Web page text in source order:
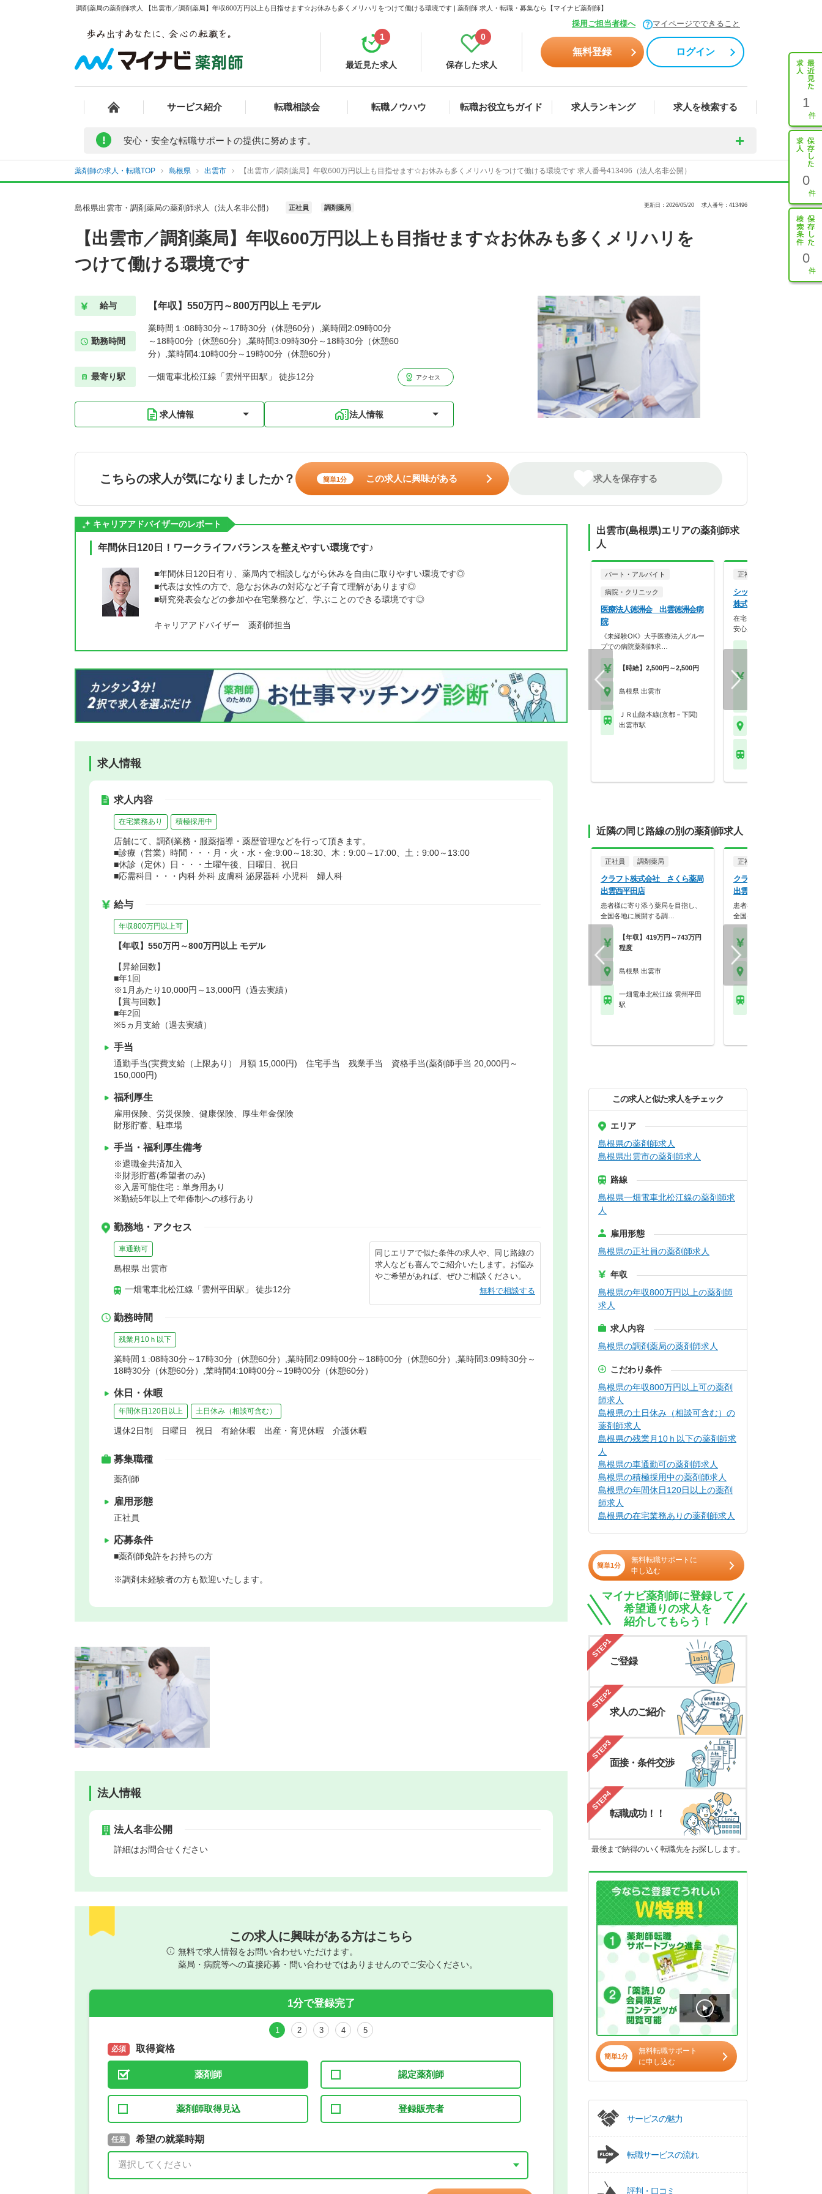
調剤薬局の薬剤師求人 【出雲市／調剤薬局】年収600万円以上も目指せます☆お休みも多くメリハリをつけて働ける環境です | 薬剤師 求人・転職・募集なら【マイナビ薬剤師】
採用ご担当者様へ マイページでできること
最近見た求人
1
保存した求人
0
無料登録 ログイン
サービス紹介 転職相談会 転職ノウハウ 転職お役立ちガイド 求人ランキング 求人を検索する 1
0
0
! 安心・安全な転職サポートの提供に努めます。
薬剤師の求人・転職TOP 島根県 出雲市 【出雲市／調剤薬局】年収600万円以上も目指せます☆お休みも多くメリハリをつけて働ける環境です 求人番号413496（法人名非公開）
島根県出雲市・調剤薬局の薬剤師求人（法人名非公開） 正社員 調剤薬局 更新日：2026/05/20 求人番号：413496
【出雲市／調剤薬局】年収600万円以上も目指せます☆お休みも多くメリハリを
つけて働ける環境です
給与 【年収】550万円～800万円以上 モデル
勤務時間
業時間１:08時30分～17時30分（休憩60分）,業時間2:09時00分
～18時00分（休憩60分）,業時間3:09時30分～18時30分（休憩60
分）,業時間4:10時00分～19時00分（休憩60分）
最寄り駅 一畑電車北松江線「雲州平田駅」 徒歩12分 アクセス
求人情報 法人情報
こちらの求人が気になりましたか？ 簡単1分 この求人に興味がある 求人を保存する
キャリアアドバイザーのレポート
年間休日120日！ワークライフバランスを整えやすい環境です♪
■年間休日120日有り、薬局内で相談しながら休みを自由に取りやすい環境です◎
■代表は女性の方で、急なお休みの対応など子育て理解があります◎
■研究発表会などの参加や在宅業務など、学ぶことのできる環境です◎
キャリアアドバイザー 薬剤師担当
求人情報
求人内容
在宅業務あり 積極採用中
店舗にて、調剤業務・服薬指導・薬歴管理などを行って頂きます。
■診療（営業）時間・・・月・火・水・金:9:00～18:30、木：9:00～17:00、土：9:00～13:00
■休診（定休）日・・・土曜午後、日曜日、祝日
■応需科目・・・内科 外科 皮膚科 泌尿器科 小児科 婦人科
給与
年収800万円以上可
【年収】550万円～800万円以上 モデル
【昇給回数】
■年1回
※1月あたり10,000円～13,000円（過去実績）
【賞与回数】
■年2回
※5ヵ月支給（過去実績）
手当
通勤手当(実費支給（上限あり） 月額 15,000円) 住宅手当 残業手当 資格手当(薬剤師手当 20,000円～
150,000円)
福利厚生
雇用保険、労災保険、健康保険、厚生年金保険
財形貯蓄、駐車場
手当・福利厚生備考
※退職金共済加入
※財形貯蓄(希望者のみ)
※入居可能住宅：単身用あり
※勤続5年以上で年俸制への移行あり
勤務地・アクセス
車通勤可
島根県 出雲市
一畑電車北松江線「雲州平田駅」 徒歩12分
同じエリアで似た条件の求人や、同じ路線の
求人なども喜んでご紹介いたします。お悩み
やご希望があれば、ぜひご相談ください。
無料で相談する
勤務時間
残業月10ｈ以下
業時間１:08時30分～17時30分（休憩60分）,業時間2:09時00分～18時00分（休憩60分）,業時間3:09時30分～
18時30分（休憩60分）,業時間4:10時00分～19時00分（休憩60分）
休日・休暇
年間休日120日以上 土日休み（相談可含む）
週休2日制 日曜日 祝日 有給休暇 出産・育児休暇 介護休暇
募集職種
薬剤師
雇用形態
正社員
応募条件
■薬剤師免許をお持ちの方
※調剤未経験者の方も歓迎いたします。
法人情報
法人名非公開
詳細はお問合せください
この求人に興味がある方はこちら
無料で求人情報をお問い合わせいただけます。
薬局・病院等への直接応募・問い合わせではありませんのでご安心ください。
1分で登録完了
1 2 3 4 5
必須 取得資格
薬剤師 認定薬剤師
薬剤師取得見込 登録販売者
必須 取得予定年
年 3月
任意 希望の就業時期
希望の働き方
正社員
出雲市(島根県)エリアの薬剤師求
人
パート・アルバイト
病院・クリニック
医療法人徳洲会 出雲徳洲会病
院
《未経験OK》大手医療法人グルー
プでの病院薬剤師求…
【時給】2,500円～2,500円
島根県 出雲市
ＪＲ山陰本線(京都－下関)
出雲市駅
正社員
シップヘルスケアファー
株式会社 日星薬局斐川店
在宅×研修×挑戦！グループ
安心感で最先端医療…
近隣の同じ路線の別の薬剤師求人
正社員 調剤薬局
クラフト株式会社 さくら薬局
出雲西平田店
患者様に寄り添う薬局を目指し、
全国各地に展開する調…
【年収】419万円～743万円
程度
島根県 出雲市
一畑電車北松江線 雲州平田
駅
正社員
クラフト株式会社 さく
出雲西平田店
患者様に寄り添う薬局を目
全国各地に展開する調…
この求人と似た求人をチェック
エリア
島根県の薬剤師求人
島根県出雲市の薬剤師求人
路線
島根県一畑電車北松江線の薬剤師求
人
雇用形態
島根県の正社員の薬剤師求人
年収
島根県の年収800万円以上の薬剤師
求人
求人内容
島根県の調剤薬局の薬剤師求人
こだわり条件
島根県の年収800万円以上可の薬剤
師求人
島根県の土日休み（相談可含む）の
薬剤師求人
島根県の残業月10ｈ以下の薬剤師求
人
島根県の車通勤可の薬剤師求人
島根県の積極採用中の薬剤師求人
島根県の年間休日120日以上の薬剤
師求人
島根県の在宅業務ありの薬剤師求人
簡単1分
無料転職サポートに
申し込む
マイナビ薬剤師に登録して
希望通りの求人を
紹介してもらう！
STEP1
ご登録
STEP2
求人のご紹介
STEP3
面接・条件交渉
STEP4
転職成功！！
最後まで納得のいく転職先をお探しします。
簡単1分
無料転職サポート
に申し込む
サービスの魅力
転職サービスの流れ
評判・口コミ